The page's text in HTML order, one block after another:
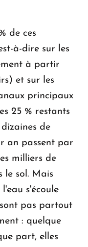
de ces
à-dire sur les
à partir
et sur les
principaux
25 % restants
de
an passent par
milliers de
le sol. Mais
s'écoule
pas partout
: quelque
part, elles